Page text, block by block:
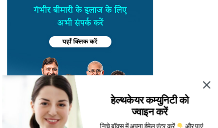
हेल्थकेयर कम्युनिटी को
ज्वाइन करें
निचे बॉक्स में अपना ईमेल एंटर करें
और पाएं